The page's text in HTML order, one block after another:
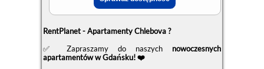
RentPlanet - Apartamenty Chlebova ?
✅ Zapraszamy do naszych nowoczesnych
apartamentów w Gdańsku! ❤️